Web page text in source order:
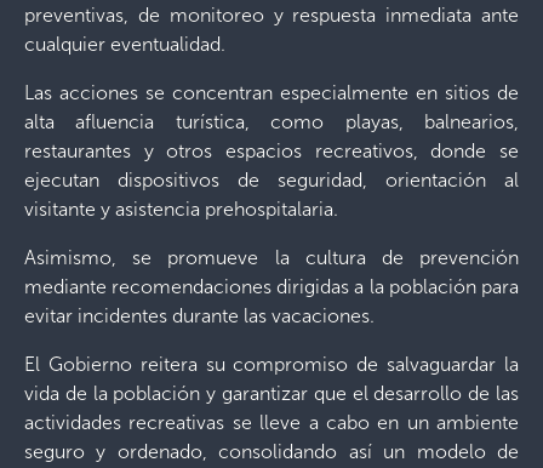
preventivas, de monitoreo y respuesta inmediata ante
cualquier eventualidad.
Las acciones se concentran especialmente en sitios de
alta afluencia turística, como playas, balnearios,
restaurantes y otros espacios recreativos, donde se
ejecutan dispositivos de seguridad, orientación al
visitante y asistencia prehospitalaria.
Asimismo, se promueve la cultura de prevención
mediante recomendaciones dirigidas a la población para
evitar incidentes durante las vacaciones.
El Gobierno reitera su compromiso de salvaguardar la
vida de la población y garantizar que el desarrollo de las
actividades recreativas se lleve a cabo en un ambiente
seguro y ordenado, consolidando así un modelo de